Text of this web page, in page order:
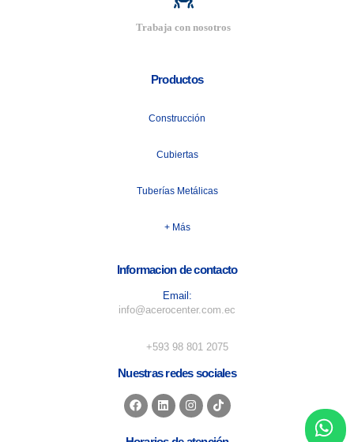
Trabaja con nosotros
Productos
Construcción
Cubiertas
Tuberías Metálicas
+ Más
Informacion de contacto
Email:
info@acerocenter.com.ec
+593 98 801 2075
Nuestras redes sociales